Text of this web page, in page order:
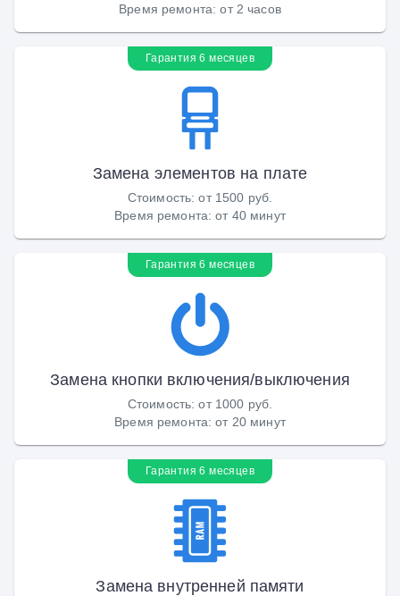
Время ремонта:от 2 часов
Гарантия 6 месяцев
Замена элементов на плате
Стоимость:от 1500 руб.
Время ремонта:от 40 минут
Гарантия 6 месяцев
Замена кнопки включения/выключения
Стоимость:от 1000 руб.
Время ремонта:от 20 минут
Гарантия 6 месяцев
Замена внутренней памяти